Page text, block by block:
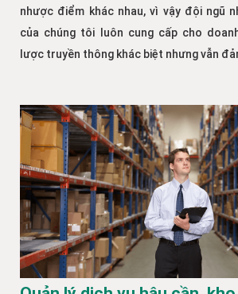
nhược điểm khác nhau, vì vậy đội ngũ
của chúng tôi luôn cung cấp cho
lược truyền thông khác biệt nhưng vẫn